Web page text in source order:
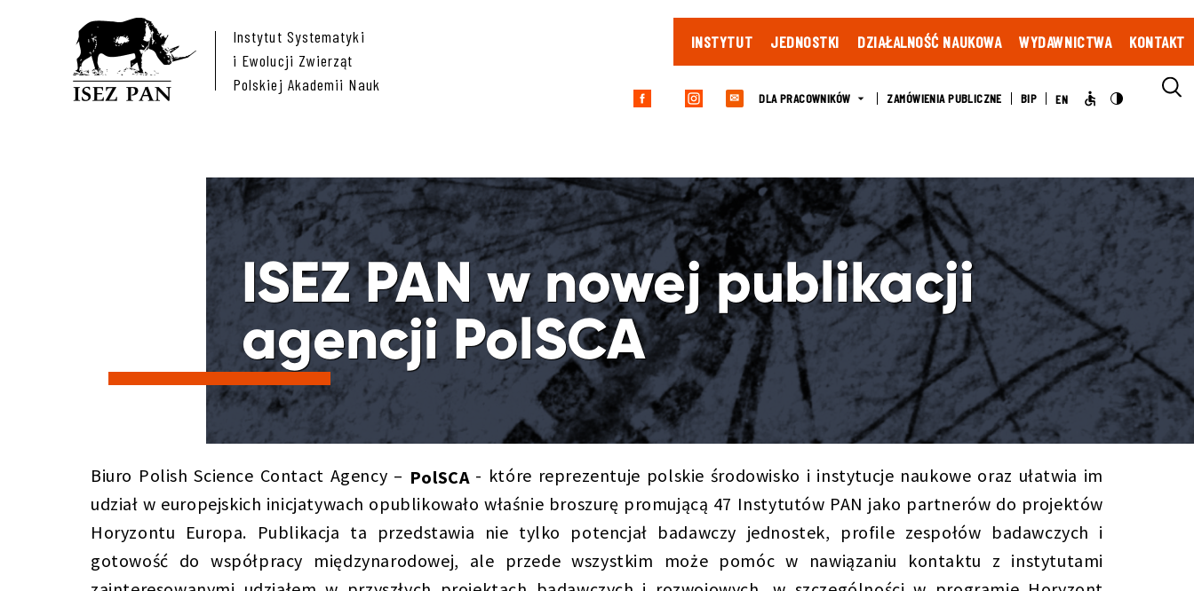
Instytut Systematyki
i Ewolucji Zwierząt
Polskiej Akademii Nauk
INSTYTUT JEDNOSTKI DZIAŁALNOŚĆ NAUKOWA WYDAWNICTWA KONTAKT
✉ DLA PRACOWNIKÓW ZAMÓWIENIA PUBLICZNE BIP EN
ISEZ PAN w nowej publikacji
agencji PolSCA
Biuro Polish Science Contact Agency – PolSCA - które reprezentuje polskie środowisko i instytucje naukowe oraz ułatwia im
udział w europejskich inicjatywach opublikowało właśnie broszurę promującą 47 Instytutów PAN jako partnerów do projektów
Horyzontu Europa. Publikacja ta przedstawia nie tylko potencjał badawczy jednostek, profile zespołów badawczych i
gotowość do współpracy międzynarodowej, ale przede wszystkim może pomóc w nawiązaniu kontaktu z instytutami